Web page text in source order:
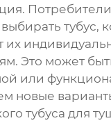
Потребители
тубус,
их
Это может
или
новые
тубуса для